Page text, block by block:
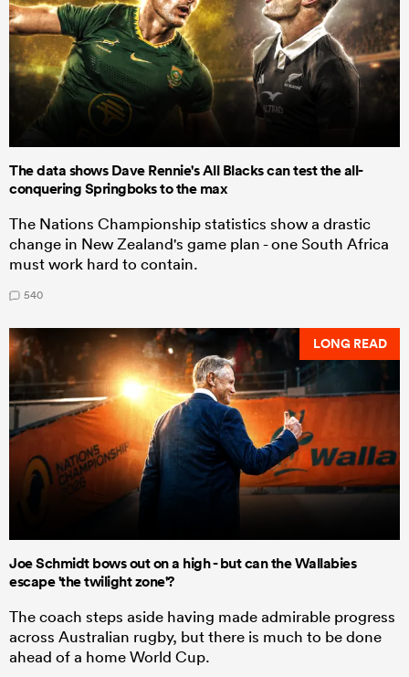
The data shows Dave Rennie's All Blacks can test the all-
conquering Springboks to the max
The Nations Championship statistics show a drastic
change in New Zealand's game plan - one South Africa
must work hard to contain.
540
LONG READ
Joe Schmidt bows out on a high - but can the Wallabies
escape 'the twilight zone'?
The coach steps aside having made admirable progress
across Australian rugby, but there is much to be done
ahead of a home World Cup.